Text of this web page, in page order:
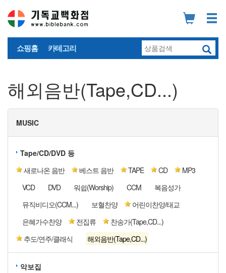
쇼핑홈 카테고리
해외음반(Tape,CD...)
MUSIC
Tape/CD/DVD 등
새로나온 음반
베스트 음반 TAPE CD
MP3
VCD
DVD 워쉽(Worship) CCM
복음성가
뮤직비디오(CCM...)
보혈찬양
어린이찬양/태교
은혜가수찬양
전집류
찬송가(Tape,CD...)
추도/연주/클래식
해외음반(Tape,CD...)
악보집